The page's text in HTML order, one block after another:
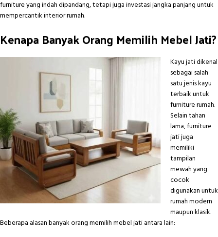
furniture yang indah dipandang, tetapi juga investasi jangka panjang untuk
mempercantik interior rumah.
Kenapa Banyak Orang Memilih Mebel Jati?
Kayu jati dikenal
sebagai salah
satu jenis kayu
terbaik untuk
furniture rumah.
Selain tahan
lama, furniture
jati juga
memiliki
tampilan
mewah yang
cocok
digunakan untuk
rumah modern
maupun klasik.
Beberapa alasan banyak orang memilih mebel jati antara lain: